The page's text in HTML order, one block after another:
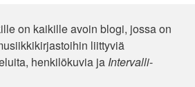
on kaikille avoin blogi, jossa on
liittyviä
henkilökuvia ja Intervalli-